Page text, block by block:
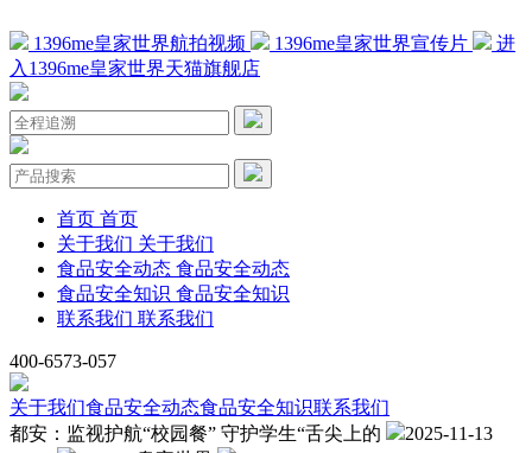
1396me皇家世界航拍视频 1396me皇家世界宣传片
进
入1396me皇家世界天猫旗舰店
首页 首页
关于我们 关于我们
食品安全动态 食品安全动态
食品安全知识 食品安全知识
联系我们 联系我们
400-6573-057
关于我们食品安全动态食品安全知识联系我们
都安：监视护航“校园餐” 守护学生“舌尖上的
2025-11-13